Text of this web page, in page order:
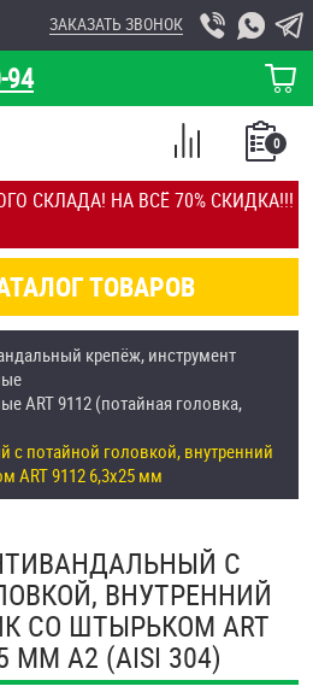
СКЛАДА! НА ВСЁ 70% СКИДКА!!!
94
ЗАКАЗАТЬ ЗВОНОК
КОРЗИНА
ТОВАРОВ
0
СПИСОК
СРАВНЕНИЕ
инструмент
крепёж, инструмент
ART 9112 (потайная головка,
с потайной головкой, внутренний
ART 9112 6,3х25 мм
С
ВНУТРЕННИЙ
СО ШТЫРЬКОМ ART
ММ А2 (AISI 304)